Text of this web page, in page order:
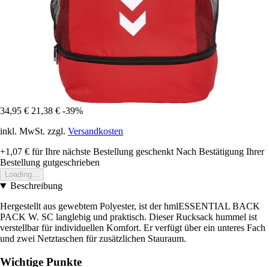
34,95 € 21,38 € -39%
inkl. MwSt. zzgl. Versandkosten
+1,07 € für Ihre nächste Bestellung geschenkt Nach Bestätigung Ihrer
Bestellung gutgeschrieben
Loading...
Beschreibung
Hergestellt aus gewebtem Polyester, ist der hmlESSENTIAL BACK
PACK W. SC langlebig und praktisch. Dieser Rucksack hummel ist
verstellbar für individuellen Komfort. Er verfügt über ein unteres Fach
und zwei Netztaschen für zusätzlichen Stauraum.
Wichtige Punkte